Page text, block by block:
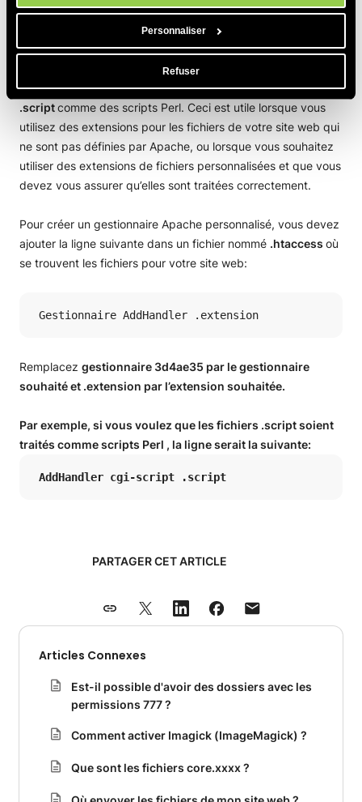
Personnaliser
Refuser
un type de fichier particulier. Cela signifie que vous pouvez
utiliser un gestionnaire pour indiquer au service de traiter les
fichiers avec certaines extensions comme un type de fichier
spécifique. Par exemple, vous pouvez créer un gestionnaire
pour indiquer à Apache de traiter les fichiers avec l’extension
.scriptcomme des scripts Perl. Ceci est utile lorsque vous
utilisez des extensions pour les fichiers de votre site web qui
ne sont pas définies par Apache, ou lorsque vous souhaitez
utiliser des extensions de fichiers personnalisées et que vous
devez vous assurer qu’elles sont traitées correctement.
Pour créer un gestionnaire Apache personnalisé, vous devez
ajouter la ligne suivante dans un fichier nommé .htaccess où
se trouvent les fichiers pour votre site web:
Gestionnaire AddHandler .extension
Remplacez gestionnaire 3d4ae35 par le gestionnaire
souhaité et .extension par l’extension souhaitée.
Par exemple, si vous voulez que les fichiers .scriptsoient
traités commescripts Perl , la ligne serait la suivante:
AddHandler cgi-script .script
PARTAGER CET ARTICLE
Articles Connexes
Est-il possible d'avoir des dossiers avec les
permissions 777 ?
Comment activer Imagick (ImageMagick) ?
Que sont les fichiers core.xxxx ?